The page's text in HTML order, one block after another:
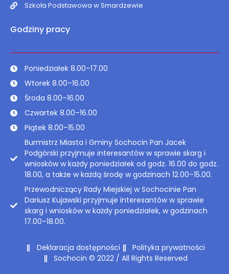
Szkoła Podstawowa w Smardzewie
Godziny pracy
Poniedziałek 8.00–17.00
Wtorek 8.00–16.00
Środa 8.00–16.00
Czwartek 8.00–16.00
Piątek 8.00–15.00
Burmistrz Miasta i Gminy Sochocin Pan Jacek
Podgórski przyjmuje interesantów w sprawie skarg i
wniosków w każdy poniedziałek od godz. 16.00 do godz.
18.00, a także w każdą środę w godzinach 12.00–15.00.
Przewodniczący Rady Miejskiej w Sochocinie Pan
Dariusz Kujawski przyjmuje interesantów w sprawie
skarg i wniosków w każdy poniedziałek, w godzinach
17.00–18.00.
Deklaracja dostępności
Polityka prywatności
Sochocin © 2022 / All Rights Reserved